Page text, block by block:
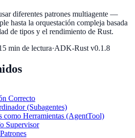
diferentes patrones multiagente —
hasta la orquestación compleja basada
de tipos y el rendimiento de Rust.
min de lectura·ADK-Rust v0.1.8
Correcto
(Subagentes)
como Herramientas (AgentTool)
Supervisor